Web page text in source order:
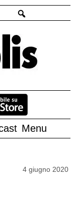
Menu
4 giugno 2020